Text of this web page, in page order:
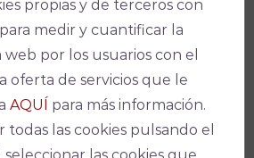
Link
propias y de terceros con
medir y cuantificar la
por los usuarios con el
oferta de servicios que le
AQUÍ para más información.
todas las cookies pulsando el